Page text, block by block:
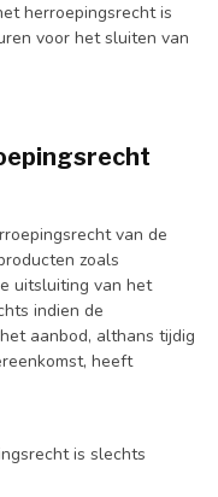
herroepingsrecht is
voor het sluiten van
van de
zoals
uitsluiting van het
indien de
aanbod, althans tijdig
heeft
is slechts